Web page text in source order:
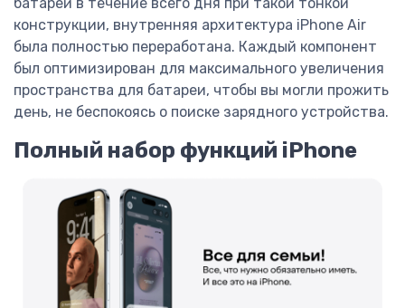
конструкции, внутренняя архитектура iPhone Air
была полностью переработана. Каждый компонент
был оптимизирован для максимального увеличения
пространства для батареи, чтобы вы могли прожить
день, не беспокоясь о поиске зарядного устройства.
Полный набор функций iPhone